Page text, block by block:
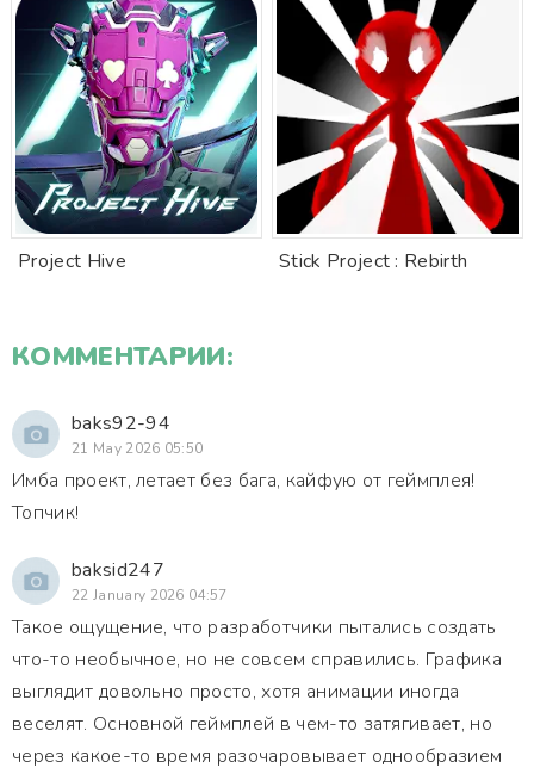
Project Hive Stick Project : Rebirth
КОММЕНТАРИИ:
baks92-94
21 May 2026 05:50
Имба проект, летает без бага, кайфую от геймплея!
Топчик!
baksid247
22 January 2026 04:57
Такое ощущение, что разработчики пытались создать
что-то необычное, но не совсем справились. Графика
выглядит довольно просто, хотя анимации иногда
веселят. Основной геймплей в чем-то затягивает, но
через какое-то время разочаровывает однообразием